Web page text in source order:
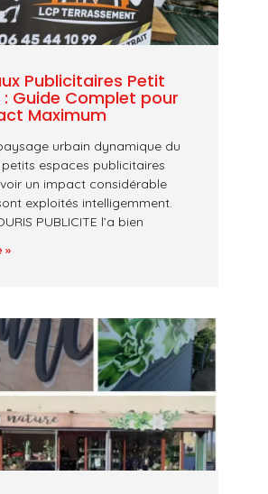
Publicitaires Petit
Guide Complet pour
Maximum
urbain dynamique du
petits espaces publicitaires
un impact considérable
exploités intelligemment.
PUBLICITE l’a bien
»